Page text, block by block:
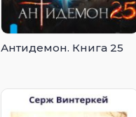
Антидемон. Книга 25